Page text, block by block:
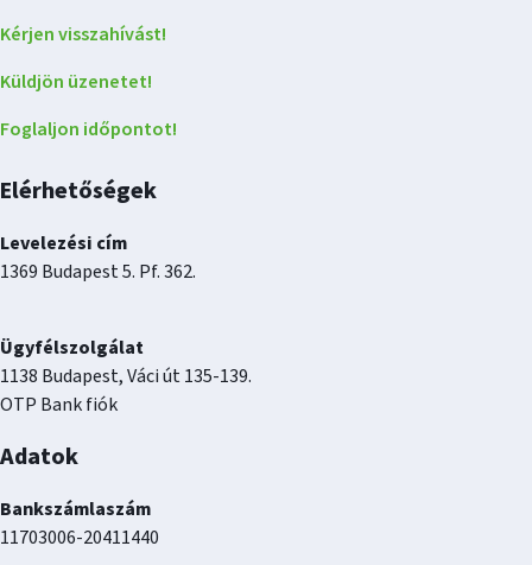
Kérjen visszahívást!
Küldjön üzenetet!
Foglaljon időpontot!
Elérhetőségek
Levelezési cím
1369 Budapest 5. Pf. 362.
Ügyfélszolgálat
1138 Budapest, Váci út 135-139.
OTP Bank fiók
Adatok
Bankszámlaszám
11703006-20411440